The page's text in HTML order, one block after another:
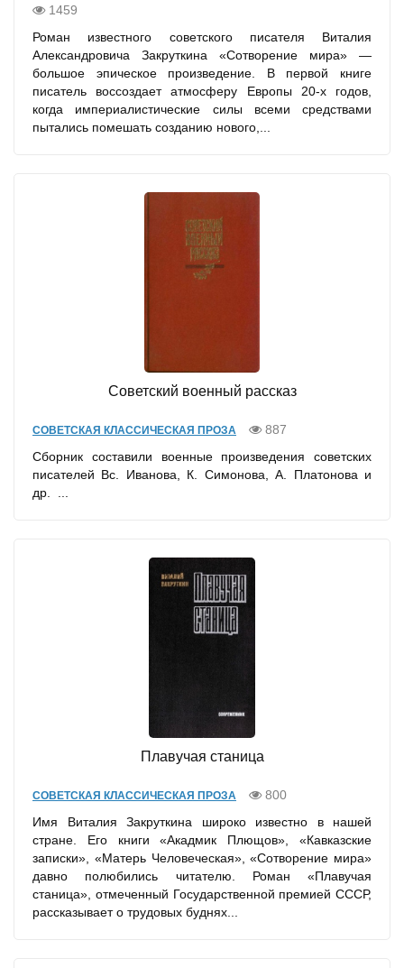
1459
Роман известного советского писателя Виталия
Александровича Закруткина «Сотворение мира» —
большое эпическое произведение. В первой книге
писатель воссоздает атмосферу Европы 20-х годов,
когда империалистические силы всеми средствами
пытались помешать созданию нового,...
Советский военный рассказ
СОВЕТСКАЯ КЛАССИЧЕСКАЯ ПРОЗА
887
Сборник составили военные произведения советских
писателей Вс. Иванова, К. Симонова, А. Платонова и
др. ...
Плавучая станица
СОВЕТСКАЯ КЛАССИЧЕСКАЯ ПРОЗА
800
Имя Виталия Закруткина широко известно в нашей
стране. Его книги «Акадмик Плющов», «Кавказские
записки», «Матерь Человеческая», «Сотворение мира»
давно полюбились читателю. Роман «Плавучая
станица», отмеченный Государственной премией СССР,
рассказывает о трудовых буднях...